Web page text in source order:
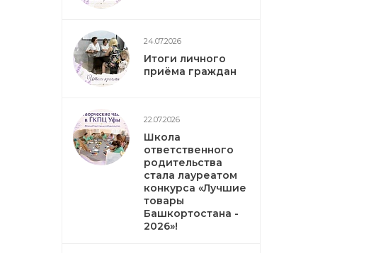
24.07.2026
Итоги личного
приёма граждан
22.07.2026
Школа
ответственного
родительства
стала лауреатом
конкурса «Лучшие
товары
Башкортостана -
2026»!